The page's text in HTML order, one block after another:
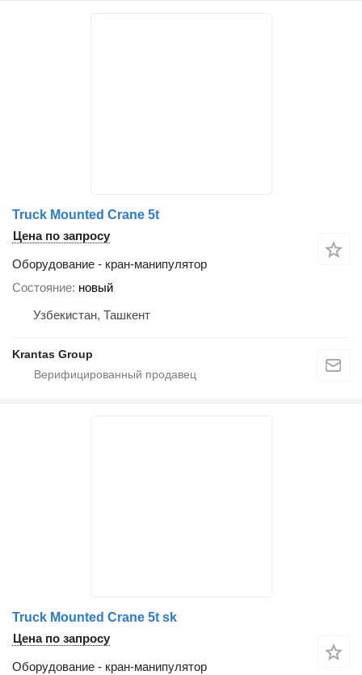
Truck Mounted Crane 5t
Цена по запросу
Оборудование - кран-манипулятор
Состояние новый
Узбекистан, Ташкент
Krantas Group
Truck Mounted Crane 5t sk
Цена по запросу
Оборудование - кран-манипулятор